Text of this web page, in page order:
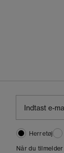
Herretøj
Når du